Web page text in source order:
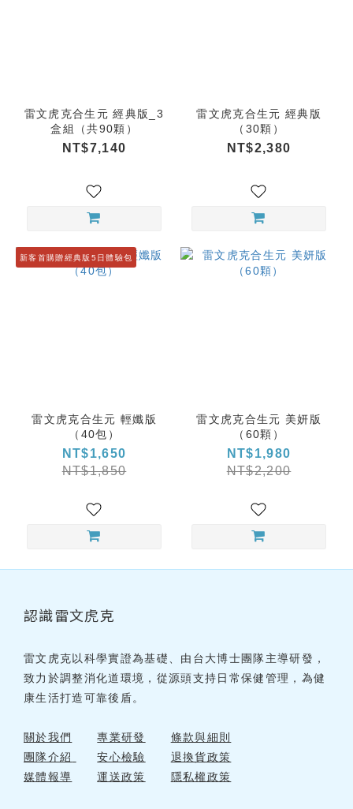
雷文虎克合生元 經典版_3
盒組（共90顆）
NT$7,140
雷文虎克合生元 經典版
（30顆）
NT$2,380
新客首購贈經典版5日體驗包
雷文虎克合生元 輕孅版
（40包）
NT$1,650
NT$1,850
雷文虎克合生元 美妍版
（60顆）
NT$1,980
NT$2,200
認識雷文虎克
雷文虎克以科學實證為基礎、由台大博士團隊主導研發，
致力於調整消化道環境，從源頭支持日常保健管理，為健
康生活打造可靠後盾。
關於我們 專業研發
條款與細則
團隊介紹
安心檢驗
退換貨政策
媒體報導
運送政策 隱私權政策